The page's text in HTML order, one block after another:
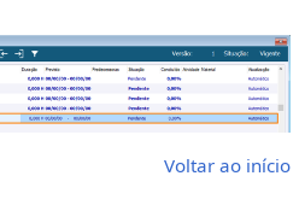
Voltar ao início